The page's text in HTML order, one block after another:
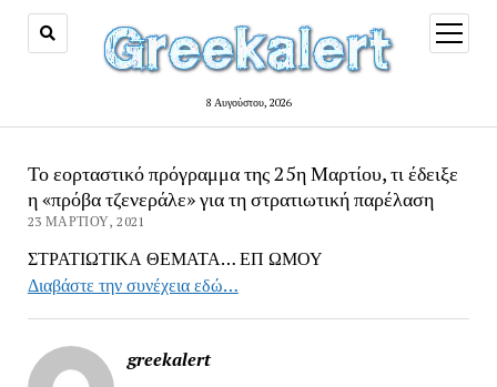
8 Αυγούστου, 2026
open
menu
Το εορταστικό πρόγραμμα της 25η Μαρτίου, τι έδειξε
η «πρόβα τζενεράλε» για τη στρατιωτική παρέλαση
23 ΜΑΡΤΊΟΥ, 2021
ΣΤΡΑΤΙΩΤΙΚΑ ΘΕΜΑΤΑ… ΕΠ ΩΜΟΥ
Διαβάστε την συνέχεια εδώ…
greekalert